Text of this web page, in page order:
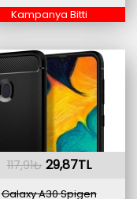
Kampanya Bitti
117,91₺ 29,87TL
Galaxy A30 Spigen